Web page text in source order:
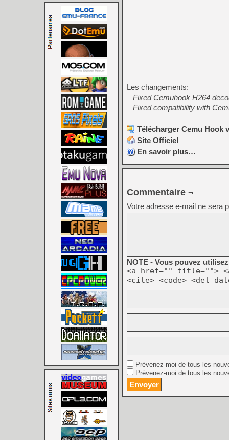
Les changements:
– Fixed Cemuhook H264
– Fixed compatibility with
Télécharger Cemu Hook
Site Officiel
En savoir plus…
Commentaire ¬
Votre adresse e-mail ne sera
NOTE - Vous pouvez
<a href="" title="">
<cite> <code> <del
Prévenez-moi de tous les
Prévenez-moi de tous les